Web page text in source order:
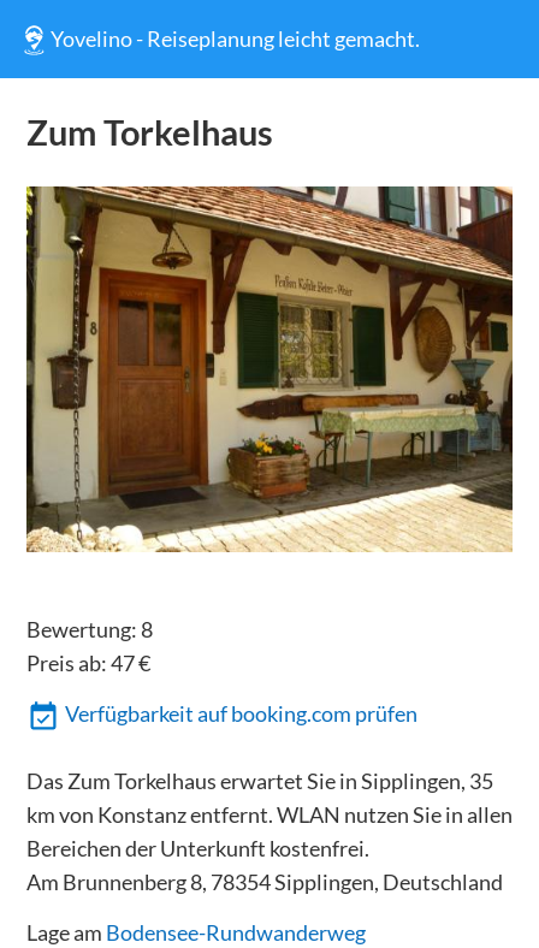
Yovelino - Reiseplanung leicht gemacht.
Zum Torkelhaus
Bewertung: 8
Preis ab:47€
Verfügbarkeit auf booking.com prüfen
Das Zum Torkelhaus erwartet Sie in Sipplingen, 35
km von Konstanz entfernt. WLAN nutzen Sie in allen
Bereichen der Unterkunft kostenfrei.
Am Brunnenberg 8, 78354 Sipplingen, Deutschland
Lage am Bodensee-Rundwanderweg